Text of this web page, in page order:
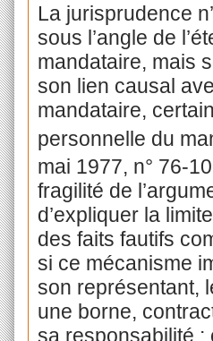
La jurisprudence
sous l’angle de
mandataire, mais
son lien causal
mandataire,
personnelle du
mai 1977, n° 76-
fragilité de
d’expliquer la
des faits fautifs
si ce mécanisme
son représentant,
une borne,
sa responsabilité :